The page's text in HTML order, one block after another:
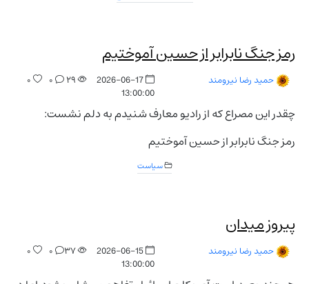
رمز جنگ نابرابر از حسین آموختیم
حمید رضا نیرومند
2026-06-17
13:00:00
۲۹ ۰ ۰
چقدر این مصراع که از رادیو معارف شنیدم به دلم نشست:
رمز جنگ نابرابر از حسین آموختیم
سیاست
پیروز میدان
حمید رضا نیرومند
2026-06-15
13:00:00
۳۷ ۰ ۰